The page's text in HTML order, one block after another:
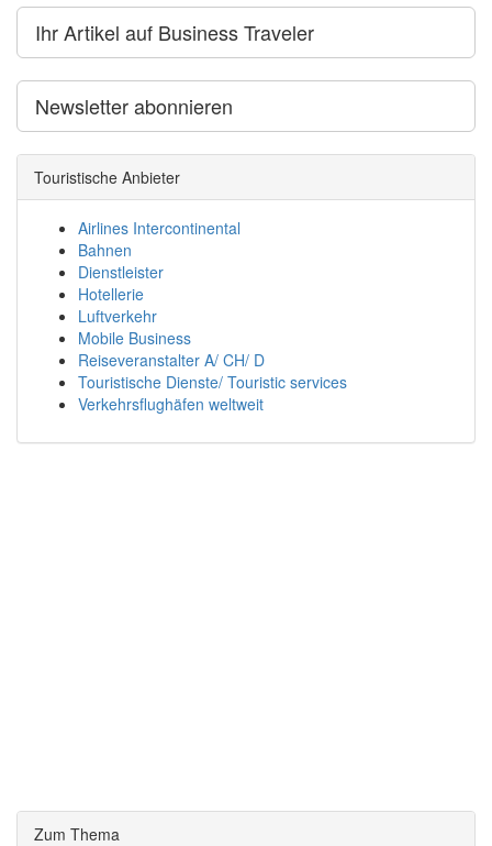
Ihr Artikel auf Business Traveler
Newsletter abonnieren
Touristische Anbieter
Airlines Intercontinental
Bahnen
Dienstleister
Hotellerie
Luftverkehr
Mobile Business
Reiseveranstalter A/ CH/ D
Touristische Dienste/ Touristic services
Verkehrsflughäfen weltweit
Zum Thema